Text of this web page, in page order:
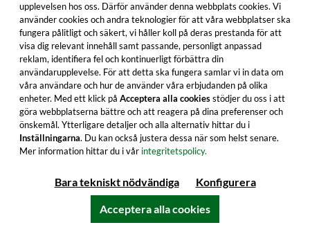
upplevelsen hos oss. Därför använder denna webbplats cookies. Vi
använder cookies och andra teknologier för att våra webbplatser ska
fungera pålitligt och säkert, vi håller koll på deras prestanda för att
visa dig relevant innehåll samt passande, personligt anpassad
reklam, identifiera fel och kontinuerligt förbättra din
användarupplevelse. För att detta ska fungera samlar vi in data om
våra användare och hur de använder våra erbjudanden på olika
enheter. Med ett klick på Acceptera alla cookiesstödjer du oss i att
göra webbplatserna bättre och att reagera på dina preferenser och
önskemål. Ytterligare detaljer och alla alternativ hittar du i
Inställningarna. Du kan också justera dessa när som helst senare.
Mer information hittar du i vår integritetspolicy.
Bara tekniskt nödvändiga Konfigurera
Acceptera alla cookies